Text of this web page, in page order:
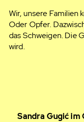
Wir, unsere Familien
Oder Opfer.
das Schweigen. Die
wird.
Sandra Gugić